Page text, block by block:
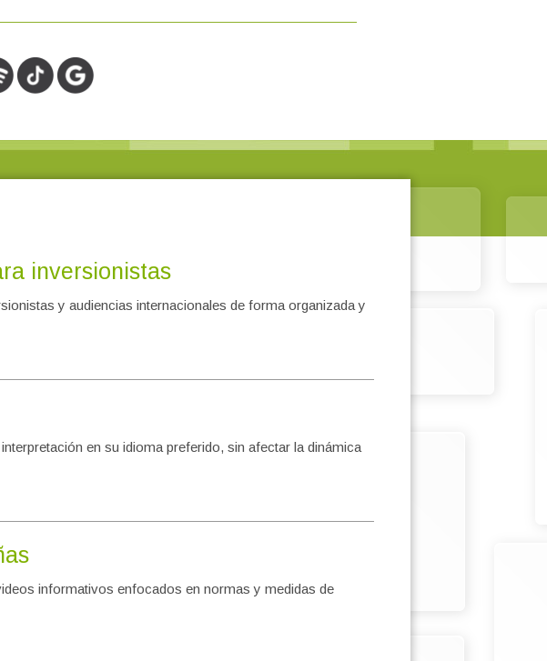
inversionistas
y audiencias internacionales de forma organizada y
en su idioma preferido, sin afectar la dinámica
informativos enfocados en normas y medidas de